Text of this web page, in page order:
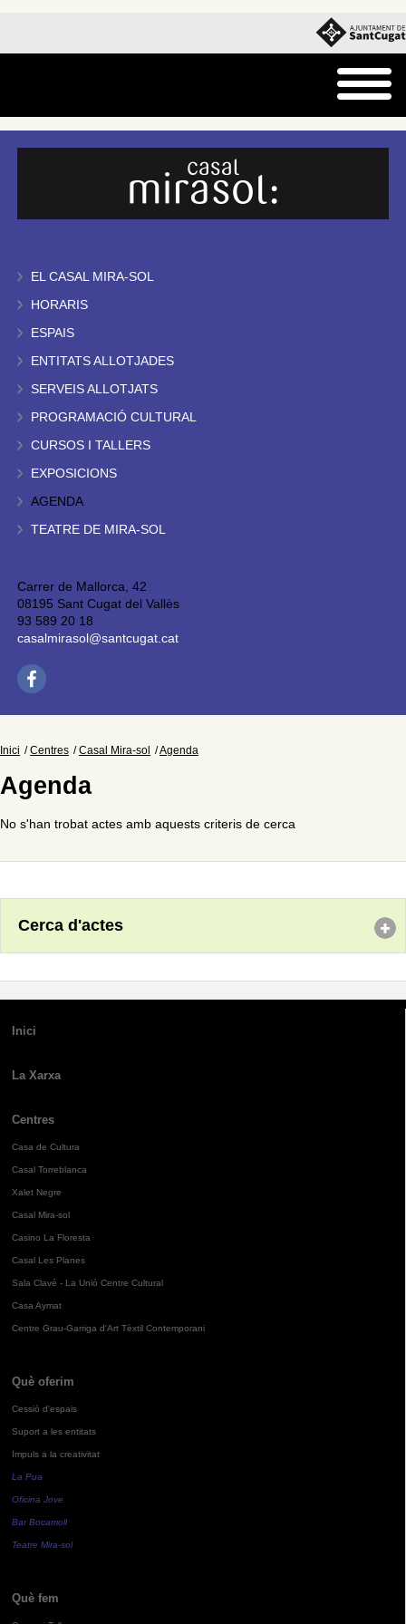
EL CASAL MIRA-SOL
HORARIS
ESPAIS
ENTITATS ALLOTJADES
SERVEIS ALLOTJATS
PROGRAMACIÓ CULTURAL
CURSOS I TALLERS
EXPOSICIONS
AGENDA
TEATRE DE MIRA-SOL
Carrer de Mallorca, 42
08195 Sant Cugat del Vallès
93 589 20 18
casalmirasol@santcugat.cat
Inici Centres Casal Mira-sol Agenda
Agenda
No s'han trobat actes amb aquests criteris de cerca
Cerca d'actes
Inici
La Xarxa
Centres
Casa de Cultura
Casal Torreblanca
Xalet Negre
Casal Mira-sol
Casino La Floresta
Casal Les Planes
Sala Clavé - La Unió Centre Cultural
Casa Aymat
Centre Grau-Garriga d'Art Tèxtil Contemporani
Què oferim
Cessió d'espais
Suport a les entitats
Impuls a la creativitat
La Pua
Oficina Jove
Bar Bocamoll
Teatre Mira-sol
Què fem